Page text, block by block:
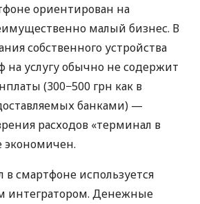
ориентирован на
малый бизнес. В
собственного устройства
на услугу обычно не содержит
(300−500 грн как в
банками) —
расходов «терминал в
экономичен.
смартфоне используется
интегратором. Денежные